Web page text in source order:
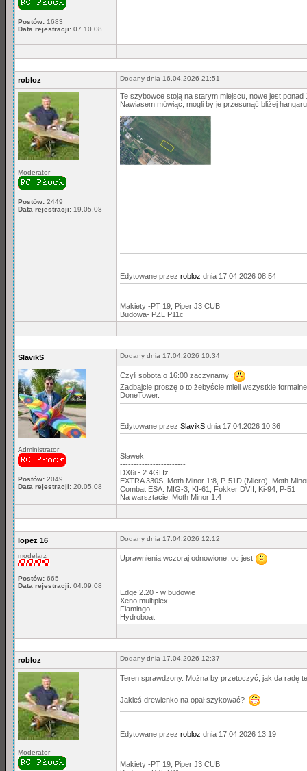
Postów: 1683
Data rejestracji: 07.10.08
robloz Dodany dnia 16.04.2026 21:51
Moderator
Postów: 2449
Data rejestracji: 19.05.08
Te szybowce stoją na starym miejscu, nowe jest
Nawiasem mówiąc, mogli by je przesunąć bliżej
Edytowane przez robloz dnia 17.04.2026 08:54
Makiety -PT 19, Piper J3 CUB
Budowa- PZL P11c
SlavikS Dodany dnia 17.04.2026 10:34
Administrator
Postów: 2049
Data rejestracji: 20.05.08
Czyli sobota o 16:00 zaczynamy :
Zadbajcie proszę o to żebyście mieli wszystkie
DoneTower.
Edytowane przez SlavikS dnia 17.04.2026 10:36
Sławek
------------------------
DX6i - 2.4GHz
EXTRA 330S, Moth Minor 1:8, P-51D (Micro), Moth
Combat ESA: MIG-3, KI-61, Fokker DVII, Ki-94, P-51
Na warsztacie: Moth Minor 1:4
lopez 16 Dodany dnia 17.04.2026 12:12
modelarz
Postów: 665
Data rejestracji: 04.09.08
Uprawnienia wczoraj odnowione, oc jest
Edge 2.20 - w budowie
Xeno multiplex
Flamingo
Hydroboat
robloz Dodany dnia 17.04.2026 12:37
Moderator
Teren sprawdzony. Można by przetoczyć, jak da radę
Jakieś drewienko na opał szykować?
Edytowane przez robloz dnia 17.04.2026 13:19
Makiety -PT 19, Piper J3 CUB